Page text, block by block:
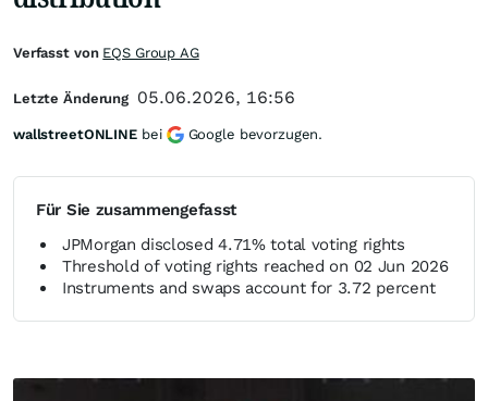
Für Sie zusammengefasst
JPMorgan disclosed 4.71% total voting rights
Threshold of voting rights reached on 02 Jun 2026
Instruments and swaps account for 3.72 percent
Verfasst von EQS Group AG
Letzte Änderung 05.06.2026, 16:56
wallstreetONLINE bei Google bevorzugen.